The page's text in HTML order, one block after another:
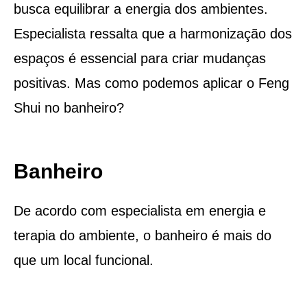
busca equilibrar a energia dos ambientes.
Especialista ressalta que a harmonização dos
espaços é essencial para criar mudanças
positivas. Mas como podemos aplicar o Feng
Shui no banheiro?
Banheiro
De acordo com especialista em energia e
terapia do ambiente, o banheiro é mais do
que um local funcional.